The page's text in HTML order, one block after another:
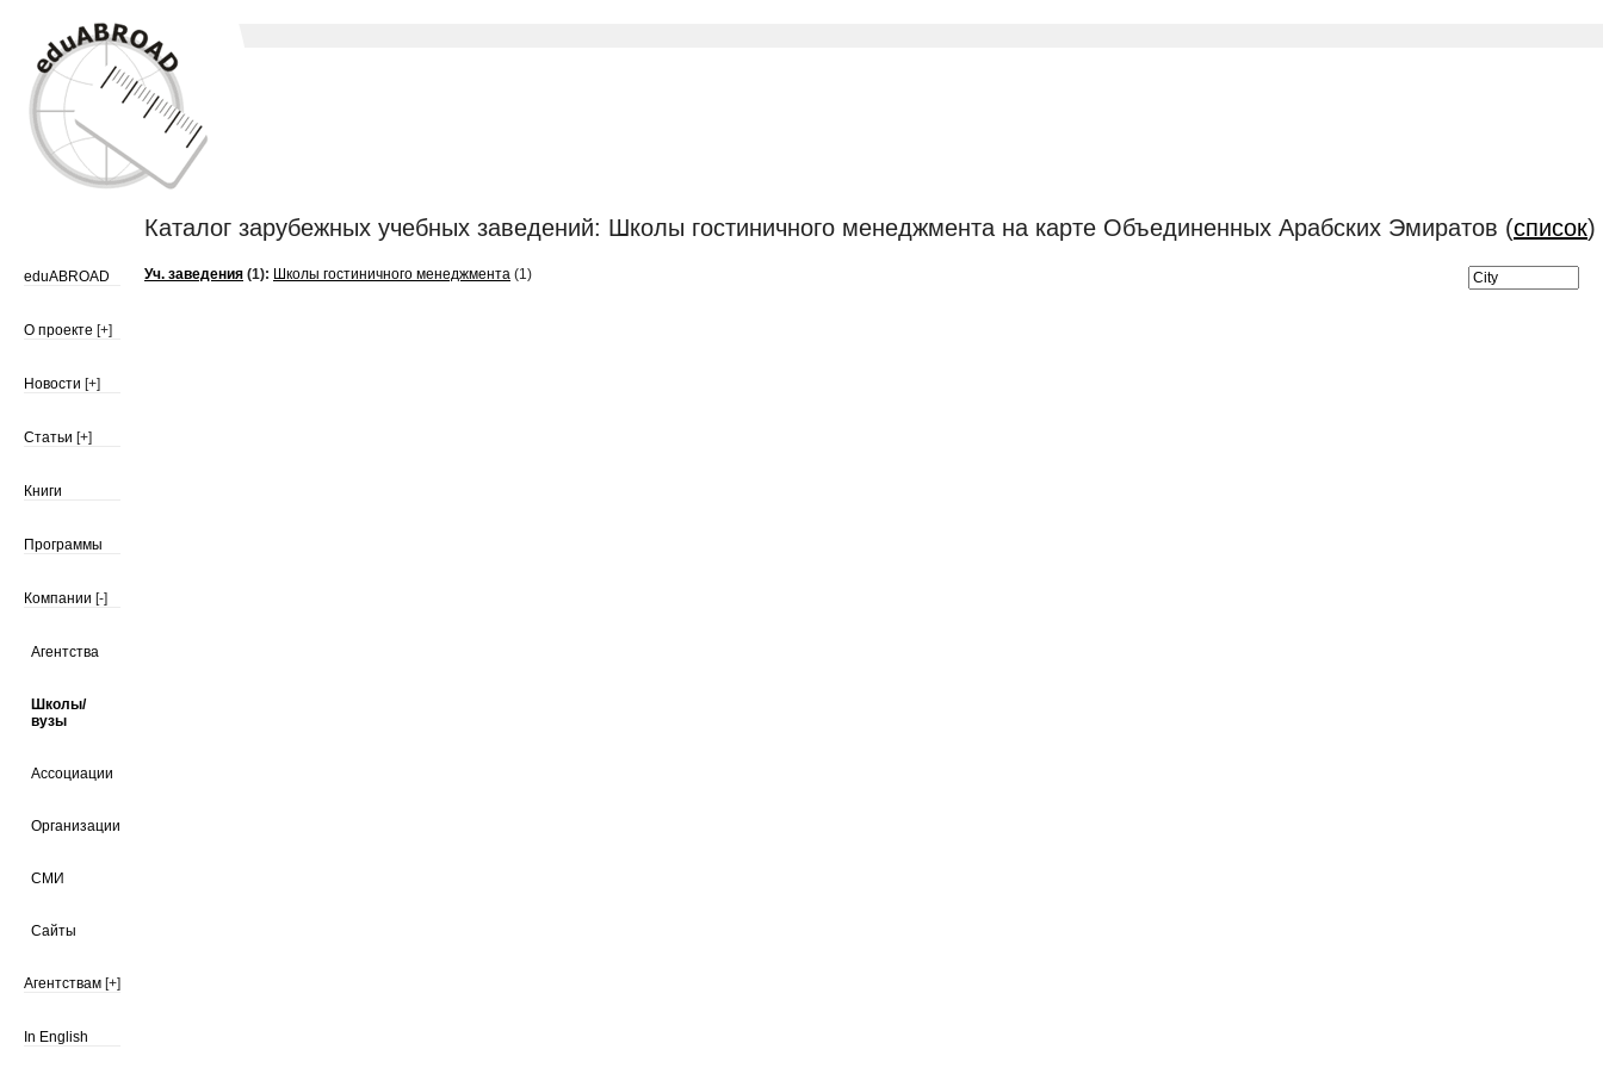
Каталог зарубежных учебных заведений: Школы гостиничного менеджмента на карте Объединенных Арабских Эмиратов (список)
eduABROAD
О проекте [+]
Новости [+]
Статьи [+]
Книги
Программы
Компании [-]
Агентства
Школы/
вузы
Ассоциации
Организации
СМИ
Сайты
Агентствам [+]
In English
Уч. заведения (1): Школы гостиничного менеджмента (1)